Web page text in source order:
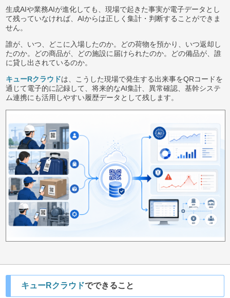
生成AIや業務AIが進化しても、現場で起きた事実が電子データとし
て残っていなければ、AIからは正しく集計・判断することができま
せん。
誰が、いつ、どこに入場したのか。どの荷物を預かり、いつ返却し
たのか。どの商品が、どの施設に届けられたのか。どの備品が、誰
に貸し出されているのか。
キューRクラウドは、こうした現場で発生する出来事をQRコードを
通じて電子的に記録して、将来的なAI集計、異常確認、基幹システ
ム連携にも活用しやすい履歴データとして残します。
キューRクラウドでできること